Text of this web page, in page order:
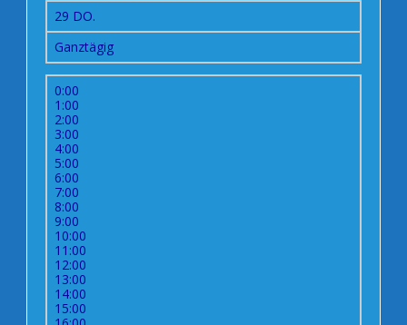
29 DO.
Ganztägig
0:00
1:00
2:00
3:00
4:00
5:00
6:00
7:00
8:00
9:00
10:00
11:00
12:00
13:00
14:00
15:00